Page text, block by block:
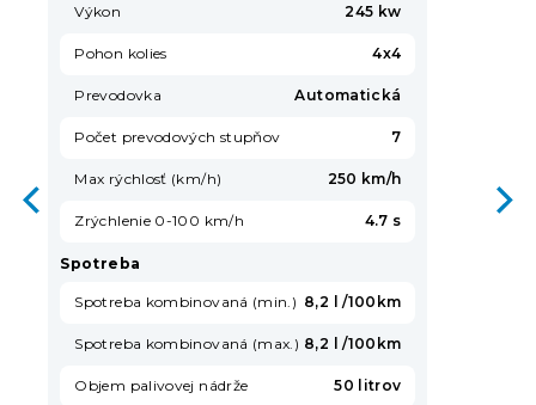
Výkon 245 kw
Pohon kolies 4x4
Prevodovka Automatická
Počet prevodových stupňov 7
Max rýchlosť (km/h) 250 km/h
Zrýchlenie 0-100 km/h 4.7 s
Spotreba
Spotreba kombinovaná (min.) 8,2 l /100km
Spotreba kombinovaná (max.) 8,2 l /100km
Objem palivovej nádrže 50 litrov